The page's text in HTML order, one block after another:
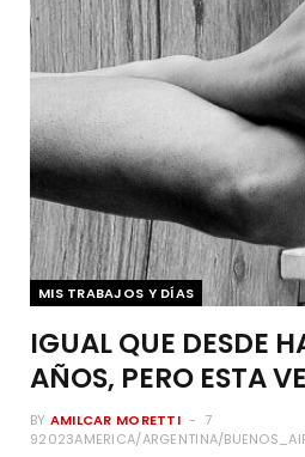
MIS TRABAJOS Y DÍAS
IGUAL QUE DESDE
AÑOS, PERO ESTA
BY AMILCAR MORETTI
7
92023AMERICA/ARGENTINA/